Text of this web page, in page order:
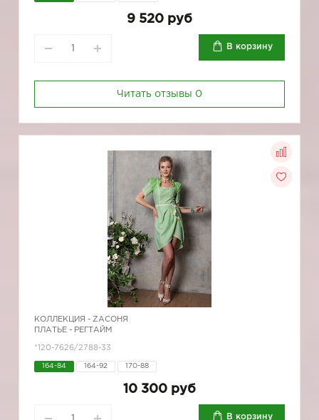
9 520 руб
В корзину
Читать отзывы 0
КОЛЛЕКЦИЯ - ZAСОНЯ
ПЛАТЬЕ - РЕГТАЙМ
*120-7626/2788-33
164-84 164-92 170-88
10 300 руб
В корзину